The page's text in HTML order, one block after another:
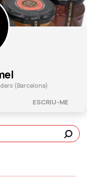
(Barcelona)
ESCRIU-ME